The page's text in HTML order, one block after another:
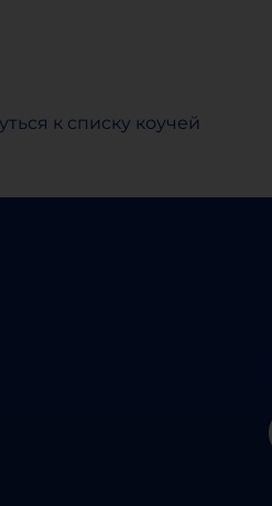
к списку коучей